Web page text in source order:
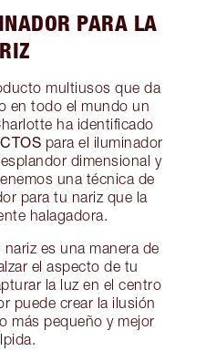
PARA LA
multiusos que da
en todo el mundo un
ha identificado
para el iluminador
dimensional y
una técnica de
para tu nariz que la
halagadora.
es una manera de
el aspecto de tu
la luz en el centro
puede crear la ilusión
más pequeño y mejor